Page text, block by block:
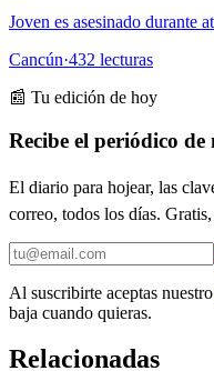
Joven es asesinado durante
Cancún·432 lecturas
📰 Tu edición de hoy
Recibe el periódico
El diario para hojear, las
correo, todos los días.
Al suscribirte aceptas nuestro
baja cuando quieras.
Relacionadas